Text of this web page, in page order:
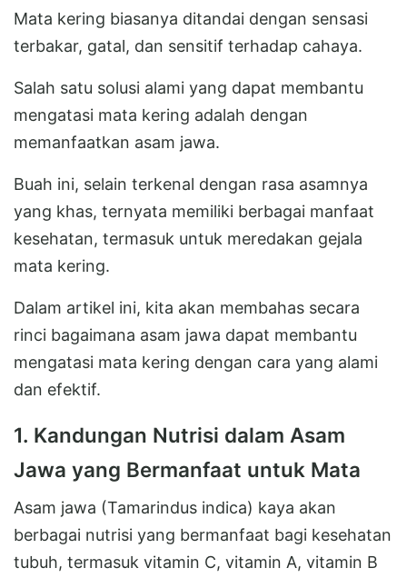
Mata kering biasanya ditandai dengan sensasi
terbakar, gatal, dan sensitif terhadap cahaya.
Salah satu solusi alami yang dapat membantu
mengatasi mata kering adalah dengan
memanfaatkan asam jawa.
Buah ini, selain terkenal dengan rasa asamnya
yang khas, ternyata memiliki berbagai manfaat
kesehatan, termasuk untuk meredakan gejala
mata kering.
Dalam artikel ini, kita akan membahas secara
rinci bagaimana asam jawa dapat membantu
mengatasi mata kering dengan cara yang alami
dan efektif.
1. Kandungan Nutrisi dalam Asam
Jawa yang Bermanfaat untuk Mata
Asam jawa (Tamarindus indica) kaya akan
berbagai nutrisi yang bermanfaat bagi kesehatan
tubuh, termasuk vitamin C, vitamin A, vitamin B